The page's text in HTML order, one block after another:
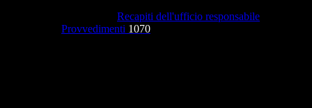
Recapiti dell'ufficio responsabile
Provvedimenti 1070